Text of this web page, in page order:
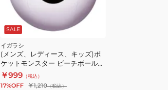
SALE
イガラシ
(メンズ、レディース、キッズ)ポ
ケットモンスター ビーチボール
モンスターボール 40cm AHB-
MO4
￥999 （税込）
17%OFF ￥1,210（税込）